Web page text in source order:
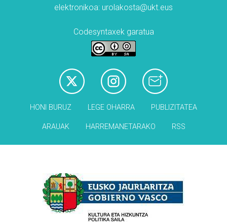
elektronikoa: urolakosta@ukt.eus
Codesyntaxek garatua
HONI BURUZ LEGE OHARRA PUBLIZITATEA
ARAUAK HARREMANETARAKO RSS